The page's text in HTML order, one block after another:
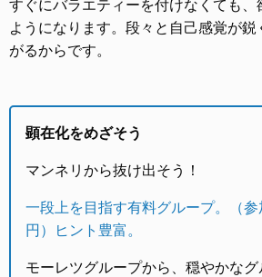
すぐにバラエティーを付けなくても、
ようになります。段々と自己感覚が
がるからです。
顕在化をめざそう
マンネリから抜け出そう！
一段上を目指す有料グループ。（参
円）ヒント豊富。
モーレツグループから、穏やかなグ